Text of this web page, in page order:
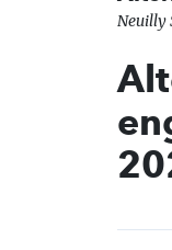
Neuilly